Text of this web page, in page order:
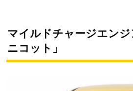
マイルドチャージエン
ニコット」